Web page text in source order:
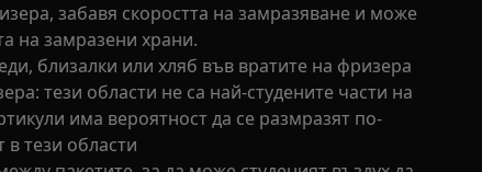
забавя скоростта на замразяване и може
на замразени храни.
близалки или хляб във вратите на фризера
тези области не са най-студените части на
има вероятност да се размразят по-
в тези области